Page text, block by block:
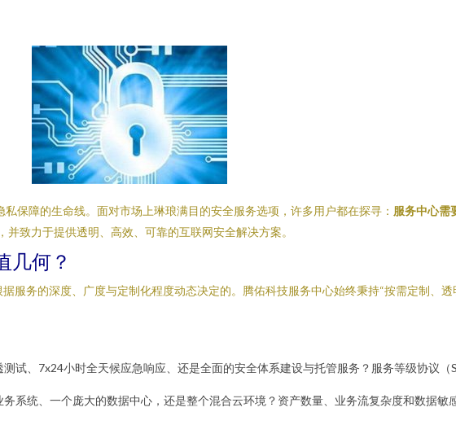
保障的生命线。面对市场上琳琅满目的安全服务选项，许多用户都在探寻： 服务中心需
致力于提供透明、高效、可靠的互联网安全解决方案。
几何？
服务的深度、广度与定制化程度动态决定的。腾佑科技服务中心始终秉持“按需定制、透
试、7x24小时全天候应急响应、还是全面的安全体系建设与托管服务？服务等级协议
务系统、一个庞大的数据中心，还是整个混合云环境？资产数量、业务流复杂度和数据敏